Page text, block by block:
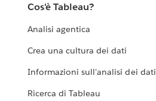
Cos'è Tableau?
Analisi agentica
Crea una cultura dei dati
Informazioni sull'analisi dei dati
Ricerca di Tableau